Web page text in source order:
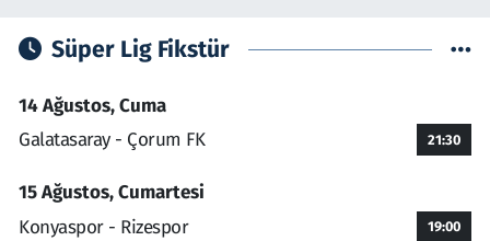
Süper Lig Fikstür
14 Ağustos, Cuma
Galatasaray - Çorum FK
21:30
15 Ağustos, Cumartesi
Konyaspor - Rizespor
19:00